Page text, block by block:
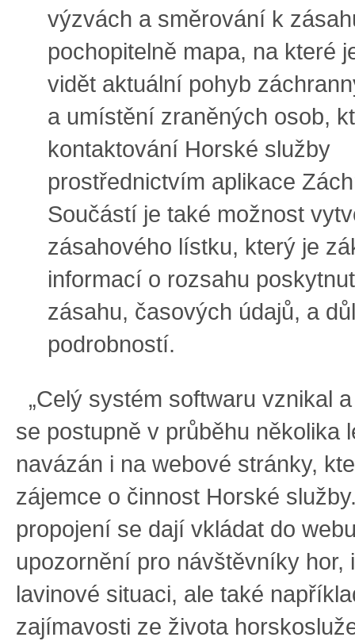
výzvách a směrování k
pochopitelně mapa, na které
vidět aktuální pohyb
a umístění zraněných osob,
kontaktování Horské služby
prostřednictvím aplikace
Součástí je také možnost
zásahového lístku, který je
informací o rozsahu
zásahu, časových údajů, a
podrobností.
„Celý systém softwaru vznikal
se postupně v průběhu několika
navázán i na webové stránky,
zájemce o činnost Horské
propojení se dají vkládat do
upozornění pro návštěvníky hor,
lavinové situaci, ale také
zajímavosti ze života